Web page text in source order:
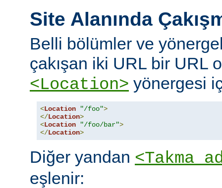
Site Alanında
Belli bölümler ve
çakışan iki URL bir URL
<Location> yönergesi
<Location "/foo">
</Location>
<Location "/foo/bar">
</Location>
Diğer yandan <Takma
eşlenir: